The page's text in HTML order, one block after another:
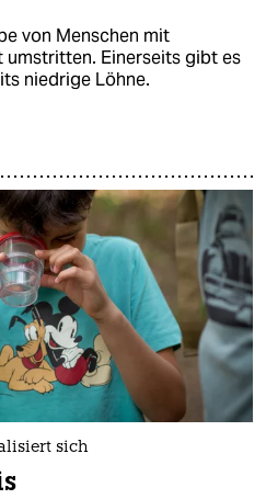
von Menschen mit
umstritten. Einerseits gibt es
niedrige Löhne.
sich